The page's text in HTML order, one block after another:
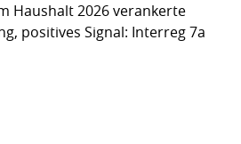
Haushalt 2026 verankerte
positives Signal: Interreg 7a